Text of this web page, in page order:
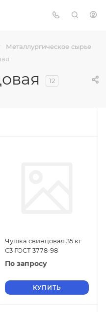
Металлургическое сырье
12
Чушка свинцовая 35 кг
С3 ГОСТ 3778-98
По запросу
КУПИТЬ